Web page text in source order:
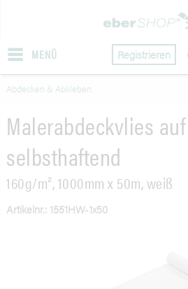
MENÜ Registrieren
Abdecken & Abkleben
Malerabdeckvlies
selbsthaftend
160g/m², 1000mm x 50m, weiß
Artikelnr.: 1551HW-1x50